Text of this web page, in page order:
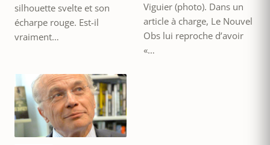
silhouette svelte et son
écharpe rouge. Est-il
vraiment…
Viguier (photo). Dans un
article à charge, Le Nouvel
Obs lui reproche d’avoir
«…